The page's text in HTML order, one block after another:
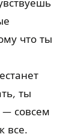
что ты
ты
совсем
все.